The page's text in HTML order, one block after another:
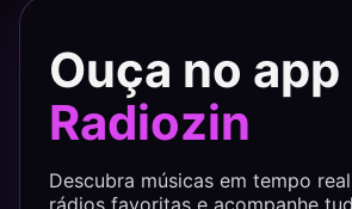
Ouça no app
Radiozin
Descubra músicas em tempo
rádios favoritas e acompanhe